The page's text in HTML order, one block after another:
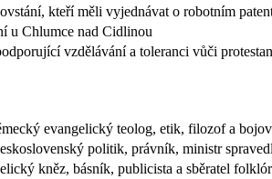
kteří měli vyjednávat o robotním
u Chlumce nad Cidlinou
vzdělávání a toleranci vůči
evangelický teolog, etik, filozof a
politik, právník, ministr
kněz, básník, publicista a sběratel